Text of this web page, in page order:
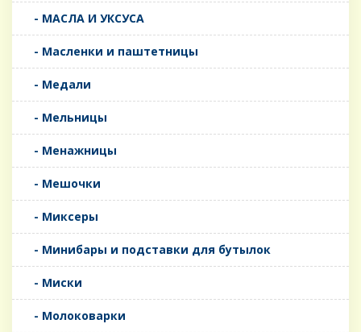
- МАСЛА И УКСУСА
- Масленки и паштетницы
- Медали
- Мельницы
- Менажницы
- Мешочки
- Миксеры
- Минибары и подставки для бутылок
- Миски
- Молоковарки